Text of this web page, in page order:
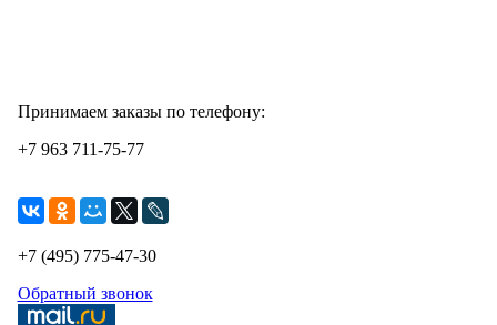
Принимаем заказы по телефону:
+7 963 711-75-77
+7 (495) 775-47-30
Обратный звонок